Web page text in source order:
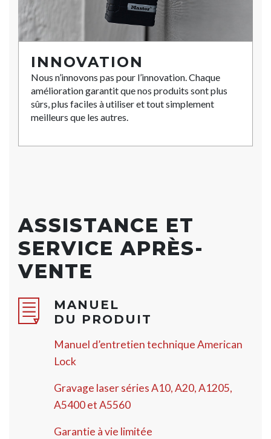
INNOVATION
Nous n’innovons pas pour l’innovation. Chaque
amélioration garantit que nos produits sont plus
sûrs, plus faciles à utiliser et tout simplement
meilleurs que les autres.
ASSISTANCE ET
SERVICE APRÈS-
VENTE
MANUEL
DU PRODUIT
Manuel d’entretien technique American
Lock
Gravage laser séries A10, A20, A1205,
A5400 et A5560
Garantie à vie limitée